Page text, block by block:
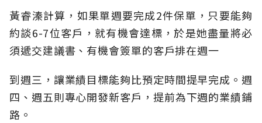
黃睿溱計算，如果單週要完成2件保單，只要能夠
約談6-7位客戶，就有機會達標，於是她盡量將必
須遞交建議書、有機會簽單的客戶排在週一
到週三，讓業績目標能夠比預定時間提早完成。週
四、週五則專心開發新客戶，提前為下週的業績鋪
路。